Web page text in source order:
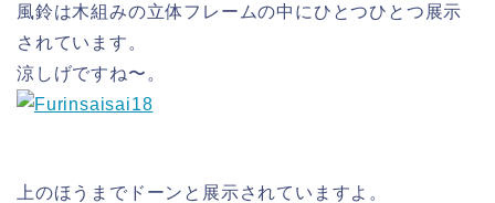
風鈴は木組みの立体フレームの中にひとつひとつ展示
されています。
涼しげですね〜。
上のほうまでドーンと展示されていますよ。